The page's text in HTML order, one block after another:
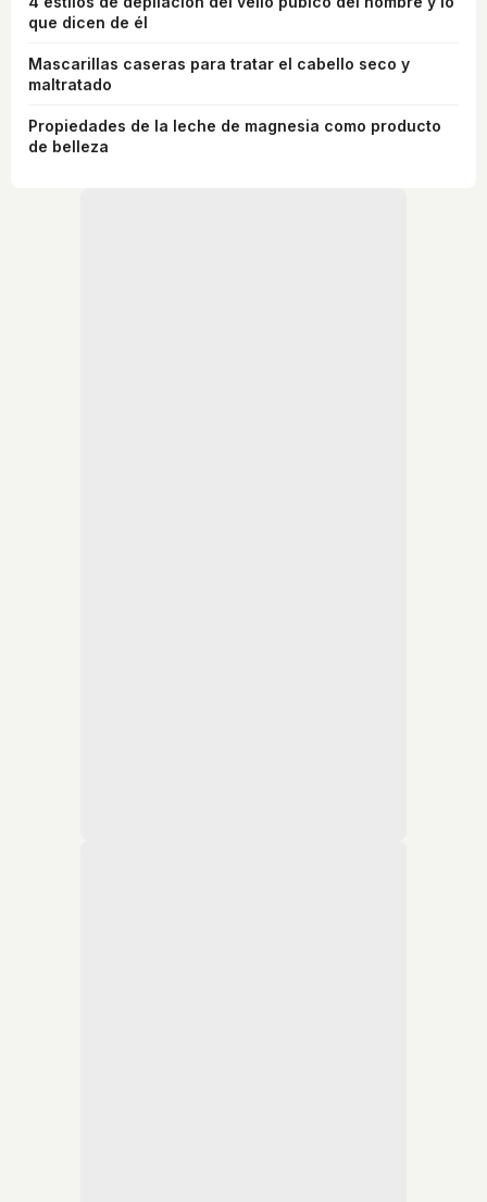
que dicen de él
Mascarillas caseras para tratar el cabello seco y
maltratado
Propiedades de la leche de magnesia como producto
de belleza